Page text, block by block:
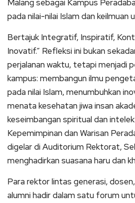
Malang sebagai Kampus
pada nilai-nilai Islam dan keilmuan
Bertajuk Integratif, Inspiratif,
Inovatif.” Refleksi ini bukan
perjalanan waktu, tetapi menjadi
kampus: membangun ilmu
pada nilai Islam, menumbuhkan
menata kesehatan jiwa insan
keseimbangan spiritual dan
Kepemimpinan dan Warisan
digelar di Auditorium Rektorat,
menghadirkan suasana haru dan
Para rektor lintas generasi,
alumni hadir dalam satu forum